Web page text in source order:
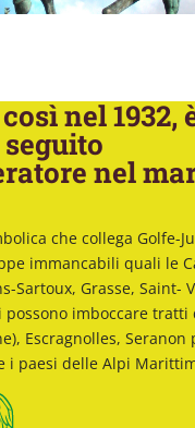
nel 1932,
nel
che collega Golfe-
immancabili quali le
Sartoux, Grasse, Saint-
possono imboccare tratti
Escragnolles, Seranon
i paesi delle Alpi